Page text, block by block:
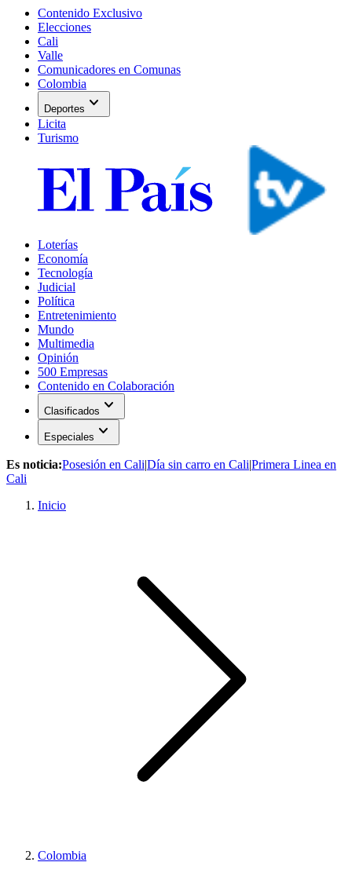
Contenido Exclusivo
Elecciones
Cali
Valle
Comunicadores en Comunas
Colombia
Deportes expand_more
Licita
Turismo
Loterías
Economía
Tecnología
Judicial
Política
Entretenimiento
Mundo
Multimedia
Opinión
500 Empresas
Contenido en Colaboración
Clasificados expand_more
Especiales expand_more
Es noticia:Posesión en Cali|Día sin carro en Cali|Primera Linea en
Cali
Inicio
Colombia